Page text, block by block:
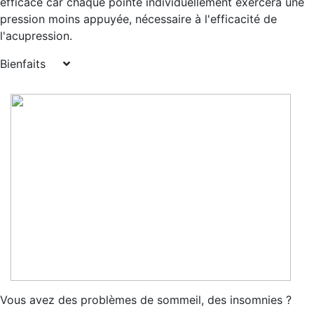
pression moins appuyée, nécessaire à l'efficacité de
l'acupression.
Bienfaits
Vous avez des problèmes de sommeil, des insomnies ?